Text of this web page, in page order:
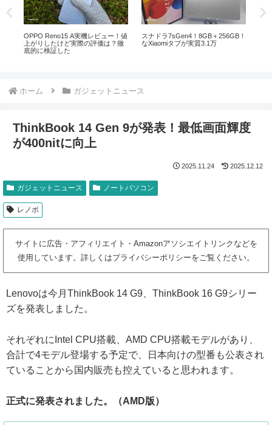
OPPO Reno15 A実機レビュー！値
上がりしたけど実際の評価は？徹
底的に検証した
スナドラ7sGen4！8GB＋256GB！
なXiaomiタブが実質3.1万
ホーム ガジェットニュース
ThinkBook 14 Gen 9が発表！最低画面輝度
が400nitに向上
2025.11.24 2025.12.12
ガジェットニュース ノートパソコン
レノボ
サイトに広告・アフィリエイト・Amazonアソシエイトリンクなどを
使用しています。詳しくはプライバシーポリシーをご覧ください。
Lenovoは今月ThinkBook 14 G9、ThinkBook 16 G9シリー
ズを発表しました。
それぞれにIntel CPU搭載、AMD CPU搭載モデルがあり、
合計で4モデル登場する予定で、日本向けの型番も公表され
ていることから国内販売も控えていると思われます。
正式に発表されました。（AMD版）